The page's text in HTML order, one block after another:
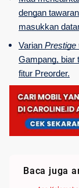
dengan
masukkan
Varian Prestige
Gampang, biar
fitur Preorder.
Baca juga